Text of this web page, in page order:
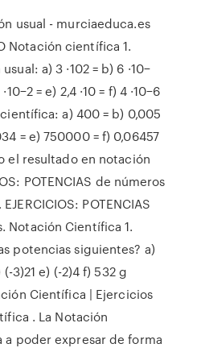
usual - murciaeduca.es
Notación cientíﬁca 1.
a) 3 ·102 = b) 6 ·10−
= e) 2,4 ·10 = f) 4 ·10−6
a) 400 = b) 0,005
= e) 750000 = f) 0,06457
el resultado en notación
POTENCIAS de números
POTENCIAS
Notación Científica 1.
potencias siguientes? a)
3)21 e) (-2)4 f) 532 g
Científica | Ejercicios
. La Notación
a poder expresar de forma